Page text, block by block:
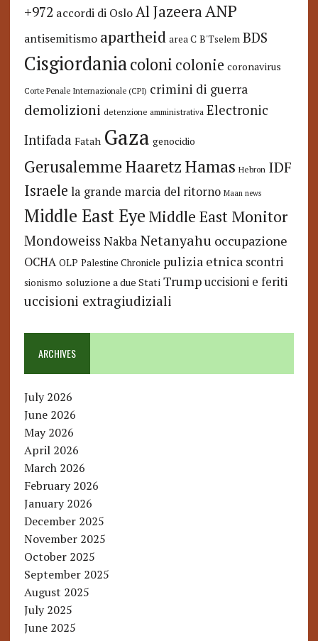
+972 accordi di Oslo Al JazeeraANP
antisemitismo apartheid area C B'Tselem BDS
Cisgiordaniacoloni colonie coronavirus
Corte Penale Internazionale (CPI) crimini di guerra
demolizioni detenzione amministrativa Electronic
Intifada Fatah Gaza genocidio
GerusalemmeHaaretzHamas Hebron IDF
Israele la grande marcia del ritorno Maan news
Middle East Eye Middle East Monitor
Mondoweiss Nakba Netanyahu occupazione
OCHA OLP Palestine Chronicle pulizia etnica scontri
sionismo soluzione a due Stati Trump uccisioni e feriti
uccisioni extragiudiziali
ARCHIVES
July 2026
June 2026
May 2026
April 2026
March 2026
February 2026
January 2026
December 2025
November 2025
October 2025
September 2025
August 2025
July 2025
June 2025